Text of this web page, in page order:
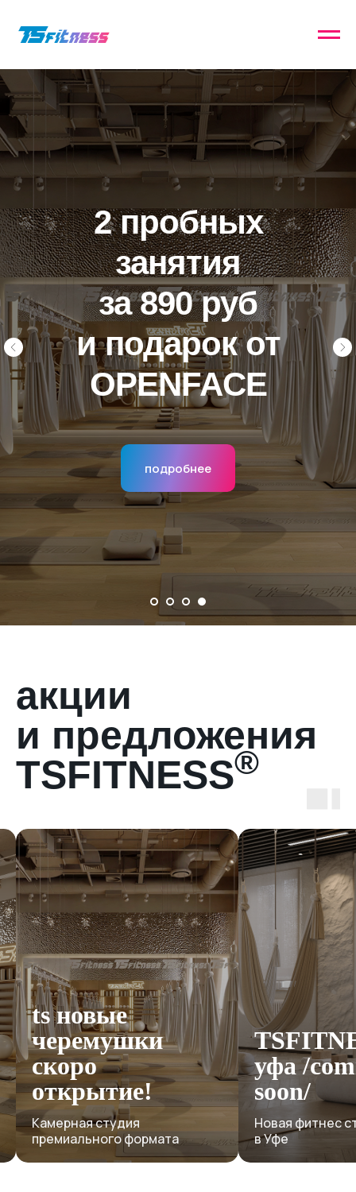
2 пробных
занятия
за 890 руб
и подарок от
OPENFACE
подробнее
акции
и предложения
TSFITNESS®
TSFITNESS®
уфа /coming
soon/
Новая фитнес студия сети
в Уфе
акции
Специальные
от сети студий
Узнать